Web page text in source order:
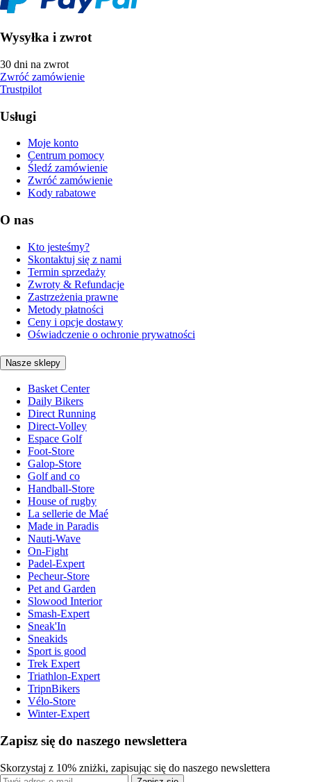
Wysyłka i zwrot
30 dni na zwrot
Zwróć zamówienie
Trustpilot
Usługi
Moje konto
Centrum pomocy
Śledź zamówienie
Zwróć zamówienie
Kody rabatowe
O nas
Kto jesteśmy?
Skontaktuj się z nami
Termin sprzedaży
Zwroty & Refundacje
Zastrzeżenia prawne
Metody płatności
Ceny i opcje dostawy
Oświadczenie o ochronie prywatności
Nasze sklepy
Basket Center
Daily Bikers
Direct Running
Direct-Volley
Espace Golf
Foot-Store
Galop-Store
Golf and co
Handball-Store
House of rugby
La sellerie de Maé
Made in Paradis
Nauti-Wave
On-Fight
Padel-Expert
Pecheur-Store
Pet and Garden
Slowood Interior
Smash-Expert
Sneak'In
Sneakids
Sport is good
Trek Expert
Triathlon-Expert
TripnBikers
Vélo-Store
Winter-Expert
Zapisz się do naszego newslettera
Skorzystaj z 10% zniżki, zapisując się do naszego newslettera